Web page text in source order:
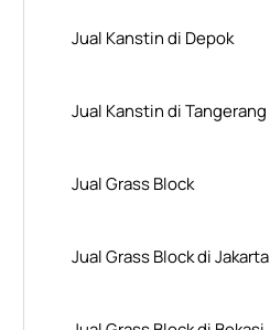
Jual Kanstin di Depok
Jual Kanstin di Tangerang
Jual Grass Block
Jual Grass Block di Jakarta